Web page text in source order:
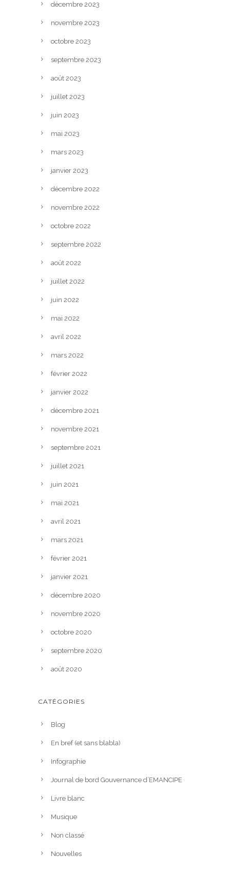
décembre 2023
novembre 2023
octobre 2023
septembre 2023
août 2023
juillet 2023
juin 2023
mai 2023
mars 2023
janvier 2023
décembre 2022
novembre 2022
octobre 2022
septembre 2022
août 2022
juillet 2022
juin 2022
mai 2022
avril 2022
mars 2022
février 2022
janvier 2022
décembre 2021
novembre 2021
septembre 2021
juillet 2021
juin 2021
mai 2021
avril 2021
mars 2021
février 2021
janvier 2021
décembre 2020
novembre 2020
octobre 2020
septembre 2020
août 2020
CATÉGORIES
Blog
En bref (et sans blabla)
Infographie
Journal de bord Gouvernance d’EMANCIPE
Livre blanc
Musique
Non classé
Nouvelles